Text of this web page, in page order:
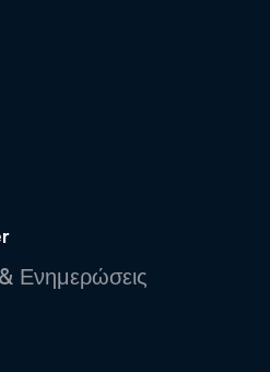
Ενημερώσεις